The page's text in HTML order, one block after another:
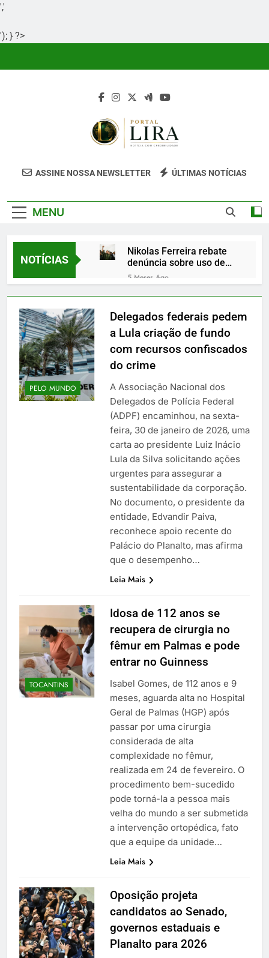
','
'); } ?>
Portal Lira
Portal Lira É Um Site Informativo
Clareza, Responsabilidade E Uma Boa
ASSINE NOSSA NEWSLETTER ÚLTIMAS NOTÍCIAS
MENU
NOTÍCIAS
Nikolas Ferreira rebate
denúncia sobre uso de
jato ligado a Daniel
Vorcaro
5 Meses Ago
e apresenta nova
configuração da chapa no
Tocantins
3 Meses Ago
Conselho de
Comunicação Social pede
arquivamento de projetos
de Tabata Amaral e
1 Mês Ago
Cinebiografia “Michael”
detalha trajetória de
Michael Jackson com
estreia global em IMAX
4 Meses Ago
Jiboia é resgatada em
residência na zona rural
de Tocantins
7 Meses Ago
Governo impõe sigilo de
100 anos a processos de
autorização de sites de
apostas, diz apuração
2 Meses Ago
PELO MUNDO
Delegados federais pedem
a Lula criação de fundo
com recursos confiscados
do crime
A Associação Nacional dos
Delegados de Polícia Federal
(ADPF) encaminhou, na sexta-
feira, 30 de janeiro de 2026, uma
carta ao presidente Luiz Inácio
Lula da Silva solicitando ações
urgentes para assegurar a
sustentabilidade da corporação.
No documento, o presidente da
entidade, Edvandir Paiva,
reconhece apoio recente do
Palácio do Planalto, mas afirma
que o desempenho…
Leia Mais
TOCANTINS
Idosa de 112 anos se
recupera de cirurgia no
fêmur em Palmas e pode
entrar no Guinness
Isabel Gomes, de 112 anos e 9
meses, aguarda alta no Hospital
Geral de Palmas (HGP) após
passar por uma cirurgia
considerada de alta
complexidade no fêmur,
realizada em 24 de fevereiro. O
procedimento bem-sucedido
pode torná-la a pessoa mais
velha do mundo a ser submetida
a intervenção ortopédica, fato
que a equipe da unidade…
Leia Mais
Oposição projeta
candidatos ao Senado,
governos estaduais e
Planalto para 2026